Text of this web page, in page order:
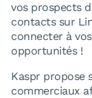
vos prospects
contacts sur
connecter à
opportunités !
Kaspr propose
commerciaux